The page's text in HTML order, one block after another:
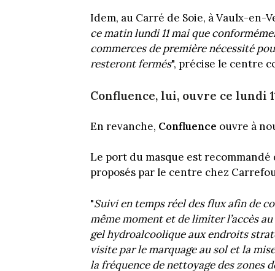
Idem, au Carré de Soie, à Vaulx-en-
ce matin lundi 11 mai que
commerces de première nécessité
resteront fermés", précise le centre
Confluence, lui, ouvre ce lundi
En revanche, Confluence ouvre à
Le port du masque est
proposés par le centre chez
"Suivi en temps réel des flux afin de
même moment et de limiter l’accès
gel hydroalcoolique aux endroits
visite par le marquage au sol et la
la fréquence de nettoyage des zones